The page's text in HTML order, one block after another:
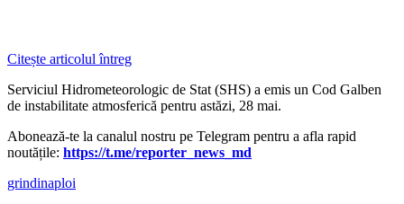
Citește articolul întreg
Serviciul Hidrometeorologic de Stat (SHS) a emis un Cod Galben
de instabilitate atmosferică pentru astăzi, 28 mai.
Abonează-te la canalul nostru pe Telegram pentru a afla rapid
noutățile: https://t.me/reporter_news_md
grindinaploi